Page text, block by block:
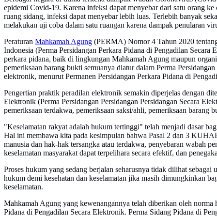
epidemi Covid-19. Karena infeksi dapat menyebar dari satu orang
ruang sidang, infeksi dapat menyebar lebih luas. Terlebih banyak
melakukan uji coba dalam satu ruangan karena dampak penularan
Peraturan Mahkamah Agung (PERMA) Nomor 4 Tahun 2020
Indonesia (Perma Persidangan Perkara Pidana di Pengadilan
perkara pidana, baik di lingkungan Mahkamah Agung maupun
pemeriksaan barang bukti semuanya diatur dalam Perma
elektronik, menurut Permanen Persidangan Perkara Pidana di
Pengertian praktik peradilan elektronik semakin diperjelas dengan
Elektronik (Perma Persidangan Persidangan Persidangan Secara
pemeriksaan terdakwa, pemeriksaan saksi/ahli, pemeriksaan
"Keselamatan rakyat adalah hukum tertinggi" telah menjadi dasar
Hal ini membawa kita pada kesimpulan bahwa Pasal 2 dan 3
manusia dan hak-hak tersangka atau terdakwa, penyebaran wabah
keselamatan masyarakat dapat terpelihara secara efektif, dan
Proses hukum yang sedang berjalan seharusnya tidak dilihat
hukum demi kesehatan dan keselamatan jika masih dimungkinkan
keselamatan.
Mahkamah Agung yang kewenangannya telah diberikan oleh
Pidana di Pengadilan Secara Elektronik. Perma Sidang Pidana di